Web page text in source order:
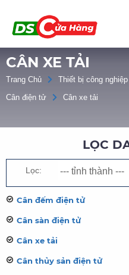
CÂN XE TẢI
Trang Chủ Thiết bị công nghiệp
Cân điện tử
Cân xe tải
LỌC
Lọc:
Cân đếm điện tử
Cân sàn điện tử
Cân xe tải
Cân thủy sản điện tử